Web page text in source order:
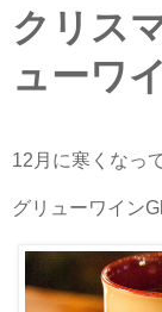
クリス
ューワ
12月に寒くなっ
グリューワイン